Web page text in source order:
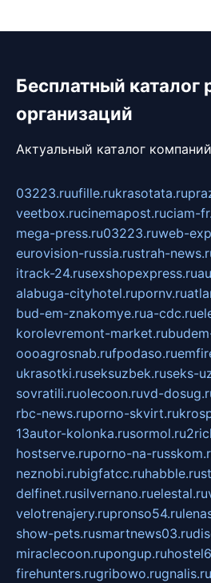
Бесплатный каталог
организаций
Актуальный каталог
03223.ruufille.rukrasotata.ru
veetbox.rucinemapost.ruciam-
mega-press.ru03223.ruweb-
eurovision-russia.rustrah-
itrack-24.rusexshopexpress.ru
alabuga-cityhotel.rupornv.ru
bud-em-znakomye.rua-cdc.ru
korolevremont-market.ru
oooagrosnab.rufpodaso.ru
ukrasotki.ruseksuzbek.ruseks-
sovratili.ruolecoon.ruvd-
rbc-news.ruporno-skvirt.ru
13autor-kolonka.rusormol.ru
hostserve.ruporno-na-
neznobi.rubigfatcc.ruhabble.ru
delfinet.rusilvernano.ruelestal.ru
velotrenajery.rupronso54.ru
show-pets.rusmartnews03.ru
miraclecoon.rupongup.ru
firehunters.rugribowo.rugnalis.ru